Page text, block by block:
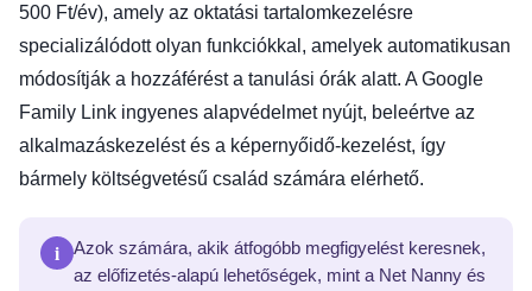
500 Ft/év), amely az oktatási tartalomkezelésre
specializálódott olyan funkciókkal, amelyek automatikusan
módosítják a hozzáférést a tanulási órák alatt. A Google
Family Link ingyenes alapvédelmet nyújt, beleértve az
alkalmazáskezelést és a képernyőidő-kezelést, így
bármely költségvetésű család számára elérhető.
i
Azok számára, akik átfogóbb megfigyelést keresnek,
az előfizetés-alapú lehetőségek, mint a Net Nanny és